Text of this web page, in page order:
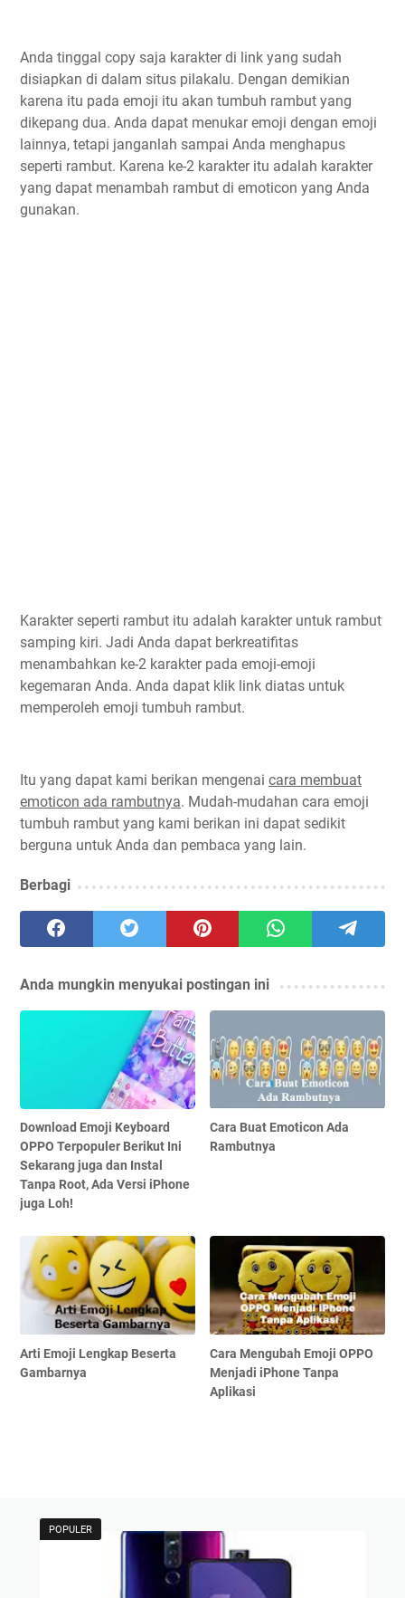
Anda tinggal copy saja karakter di link yang sudah
disiapkan di dalam situs pilakalu. Dengan demikian
karena itu pada emoji itu akan tumbuh rambut yang
dikepang dua. Anda dapat menukar emoji dengan emoji
lainnya, tetapi janganlah sampai Anda menghapus
seperti rambut. Karena ke-2 karakter itu adalah karakter
yang dapat menambah rambut di emoticon yang Anda
gunakan.
Karakter seperti rambut itu adalah karakter untuk rambut
samping kiri. Jadi Anda dapat berkreatifitas
menambahkan ke-2 karakter pada emoji-emoji
kegemaran Anda. Anda dapat klik link diatas untuk
memperoleh emoji tumbuh rambut.
Itu yang dapat kami berikan mengenai cara membuat
emoticon ada rambutnya. Mudah-mudahan cara emoji
tumbuh rambut yang kami berikan ini dapat sedikit
berguna untuk Anda dan pembaca yang lain.
Berbagi
Anda mungkin menyukai postingan ini
Download Emoji Keyboard
OPPO Terpopuler Berikut Ini
Sekarang juga dan Instal
Tanpa Root, Ada Versi iPhone
juga Loh!
Cara Buat Emoticon Ada
Rambutnya
Arti Emoji Lengkap Beserta
Gambarnya
Cara Mengubah Emoji OPPO
Menjadi iPhone Tanpa
Aplikasi
POPULER